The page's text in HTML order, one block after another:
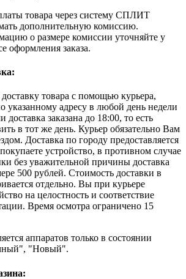
товара через систему СПЛИТ
дополнительную комиссию.
о размере комиссии уточняйте у
оформления заказа.
товара с помощью курьера,
указанному адресу в любой день недели
доставка заказана до 18:00, то есть
в тот же день. Курьер обязательно Вам
Доставка по городу предоставляется
устройство, в противном случае
без уважительной причины доставка
500 рублей. Стоимость доставки в
отдельно. Вы при курьере
на целостность и соответствие
Время осмотра ограничено 15
аппаратов только в состоянии
"Новый".